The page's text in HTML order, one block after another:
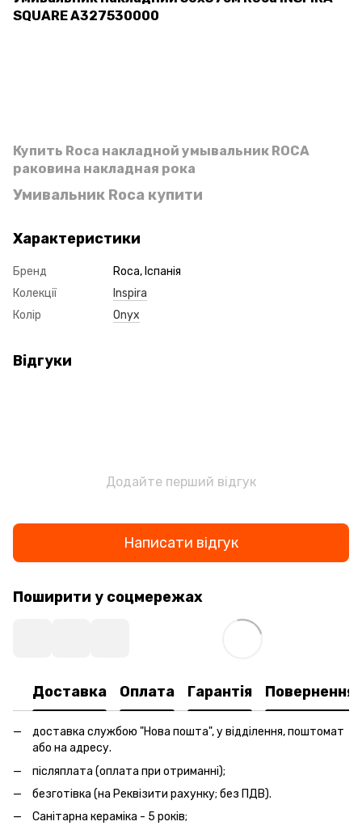
SQUARE A327530000
Купить Roca накладной умывальник ROCA
раковина накладная рока
Умивальник Roca купити
Характеристики
Бренд
Roca, Іспанія
Колекції
Inspira
Колір
Onyx
Відгуки
Додайте перший відгук
Написати відгук
Поширити у соцмережах
Доставка Оплата Гарантія Повернення
доставка службою "Нова пошта", у відділення, поштомат
або на адресу.
післяплата (оплата при отриманні);
безготівка (на Реквізити рахунку; без ПДВ).
Санітарна кераміка - 5 років;